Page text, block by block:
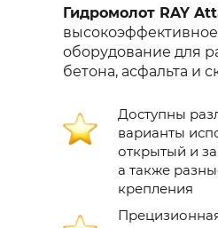
Гидромолот RAY
оборудование для
бетона, асфальта и
Доступны
варианты
открытый и
а также
крепления